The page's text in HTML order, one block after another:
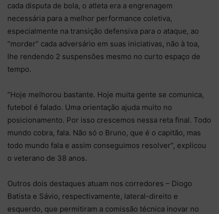
cada disputa de bola, o atleta era a engrenagem
necessária para a melhor performance coletiva,
especialmente na transição defensiva para o ataque, ao
“morder” cada adversário em suas iniciativas, não à toa,
lhe rendendo 2 suspensões mesmo no curto espaço de
tempo.
“Hoje melhorou bastante. Hoje muita gente se comunica,
futebol é falado. Uma orientação ajuda muito no
posicionamento. Por isso crescemos nessa reta final. Todo
mundo cobra, fala. Não só o Bruno, que é o capitão, mas
todo mundo fala e assim conseguimos resolver”, explicou
o veterano de 38 anos.
Outros dois destaques atuam nos corredores – Diogo
Batista e Sávio, respectivamente, lateral-direito e
esquerdo, que permitiram a comissão técnica inovar no